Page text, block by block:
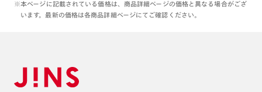
※本ページに記載されている価格は、商品詳細ページの価格と異なる場合がござ
います。最新の価格は各商品詳細ページにてご確認ください。